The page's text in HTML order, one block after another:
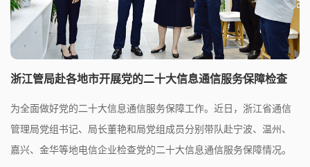
浙江管局赴各地市开展党的二十大信息通信服务保障检查
为全面做好党的二十大信息通信服务保障工作。近日，浙江省通信
管理局党组书记、局长董艳和局党组成员分别带队赴宁波、温州、
嘉兴、金华等地电信企业检查党的二十大信息通信服务保障情况。